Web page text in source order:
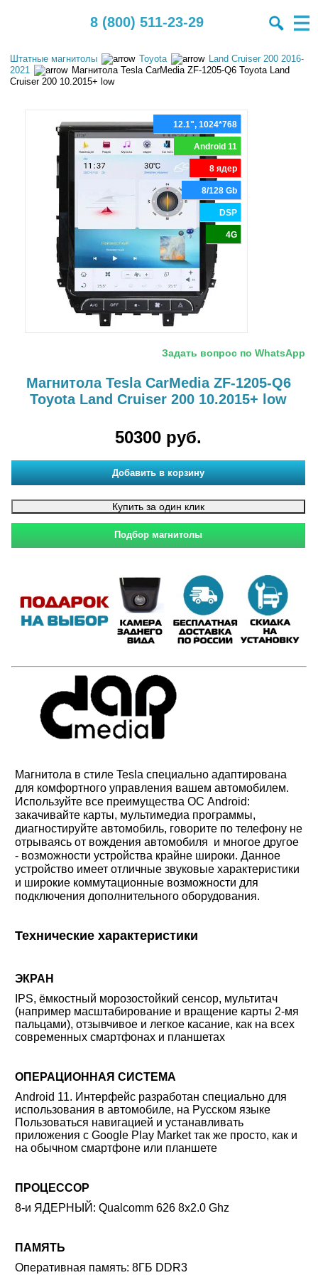
8 (800) 511-23-29
Штатные магнитолы Toyota
Land Cruiser 200 2016-
2021
Магнитола Tesla CarMedia ZF-1205-Q6 Toyota Land
Cruiser 200 10.2015+ low
12.1", 1024*768
Android 11
8 ядер
8/128 Gb
DSP
4G
Задать вопрос по WhatsApp
Магнитола Tesla CarMedia ZF-1205-Q6
Toyota Land Cruiser 200 10.2015+ low
50300 руб.
Магнитола в стиле Tesla специально адаптирована
для комфортного управления вашем автомобилем.
Используйте все преимущества ОС Android:
закачивайте карты, мультимедиа программы,
диагностируйте автомобиль, говорите по телефону не
отрываясь от вождения автомобиля и многое другое
- возможности устройства крайне широки. Данное
устройство имеет отличные звуковые характеристики
и широкие коммутационные возможности для
подключения дополнительного оборудования.
Технические характеристики
ЭКРАН
IPS, ёмкостный морозостойкий сенсор, мультитач
(например масштабирование и вращение карты 2-мя
пальцами), отзывчивое и легкое касание, как на всех
современных смартфонах и планшетах
ОПЕРАЦИОННАЯ СИСТЕМА
Android 11. Интерфейс разработан специально для
использования в автомобиле, на Русском языке
Пользоваться навигацией и устанавливать
приложения с Google Play Market так же просто, как и
на обычном смартфоне или планшете
ПРОЦЕССОР
8-и ЯДЕРНЫЙ: Qualcomm 626 8x2.0 Ghz
ПАМЯТЬ
Оперативная память: 8ГБ DDR3